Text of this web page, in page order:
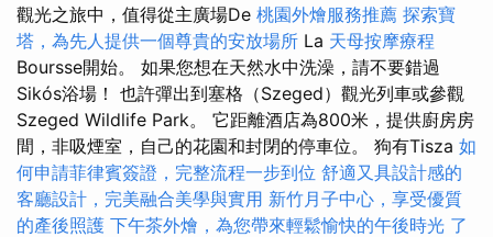
觀光之旅中，值得從主廣場De 桃園外燴服務推薦 探索寶
塔，為先人提供一個尊貴的安放場所 La 天母按摩療程
Boursse開始。 如果您想在天然水中洗澡，請不要錯過
Sikós浴場！ 也許彈出到塞格（Szeged）觀光列車或參觀
Szeged Wildlife Park。 它距離酒店為800米，提供廚房房
間，非吸煙室，自己的花園和封閉的停車位。 狗有Tisza 如
何申請菲律賓簽證，完整流程一步到位 舒適又具設計感的
客廳設計，完美融合美學與實用 新竹月子中心，享受優質
的產後照護 下午茶外燴，為您帶來輕鬆愉快的午後時光 了